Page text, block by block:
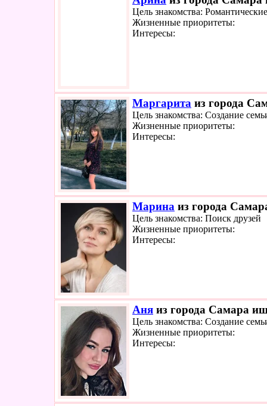
Цель знакомства:
Жизненные приоритеты:
Интересы:
Маргарита из города
Цель знакомства: Создание
Жизненные приоритеты:
Интересы:
Марина из города
Цель знакомства: Поиск друзей
Жизненные приоритеты:
Интересы:
Аня из города Самара
Цель знакомства: Создание
Жизненные приоритеты:
Интересы: